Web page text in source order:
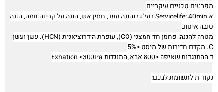
מפרטים טכניים עיקריים
א Servicelife: 40min רעל גז והגנה עשן, חסין אש, הגנה על קרינה חמה, הגנה
טובה איטום
מטרה להגנה: פחמן חד חמצני (CO), עופרת הידרוציאנית (HCN). עשן ועשן
C. מקדם חדירות של מיסט <5%
ד ההתנגדות שאיפה <800 אבא, התנגדות Exhation <300Pa
נקודות לתשומת לבכם: